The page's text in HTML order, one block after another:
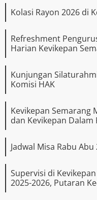
Kolasi Rayon 2026 di
Refreshment
Harian Kevikepan
Kunjungan
Komisi HAK
Kevikepan Semarang
dan Kevikepan Dalam
Jadwal Misa Rabu
Supervisi di
2025-2026, Putaran